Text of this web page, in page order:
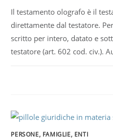
Il testamento olografo è il
direttamente dal testatore.
scritto per intero, datato e
testatore (art. 602 cod. civ.).
PERSONE, FAMIGLIE, ENTI